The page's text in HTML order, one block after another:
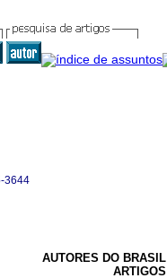
3644
AUTORES DO BRASIL
ARTIGOS